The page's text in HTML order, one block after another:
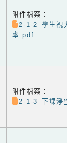
附件檔案：
2-1-2 學生視
率.pdf
附件檔案：
2-1-3 下課淨